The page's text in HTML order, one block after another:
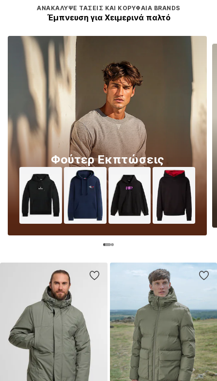
ΑΝΑΚΆΛΥΨΕ ΤΆΣΕΙΣ ΚΑΙ ΚΟΡΥΦΑΊΑ BRANDS
Έμπνευση για Χειμερινά παλτό
Φούτερ Εκπτώσεις